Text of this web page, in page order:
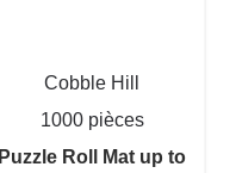
Cobble Hill
1000 pièces
Puzzle Roll Mat up to